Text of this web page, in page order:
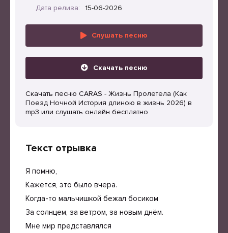
Дата релиза:
15-06-2026
Слушать песню
Скачать песню
Скачать песню CARAS - Жизнь Пролетела (Как
Поезд Ночной История длиною в жизнь 2026) в
mp3 или слушать онлайн бесплатно
Текст отрывка
Я помню,
Кажется, это было вчера.
Когда-то мальчишкой бежал босиком
За солнцем, за ветром, за новым днём.
Мне мир представлялся